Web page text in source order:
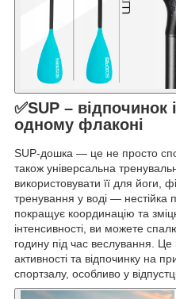
✅SUP – відпочинок
одному флаконі
SUP-дошка — це не просто
також універсальна
використовувати її для йоги,
тренування у воді — нестійка
покращує координацію та
інтенсивності, ви можете
годину під час веслування.
активності та відпочинку на
спортзалу, особливо у